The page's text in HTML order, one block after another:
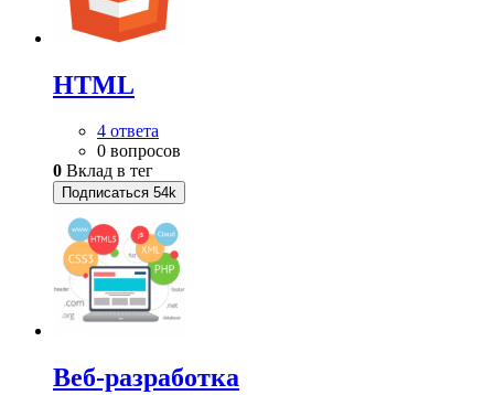
HTML
4 ответа
0 вопросов
0 Вклад в тег
Подписаться 54k
Веб-разработка